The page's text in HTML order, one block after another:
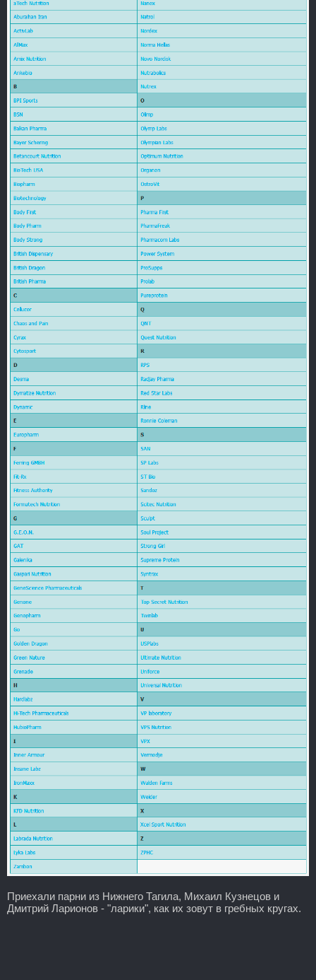
Приехали парни из Нижнего Тагила, Михаил Кузнецов и
Дмитрий Ларионов - "ларики", как их зовут в гребных кругах.